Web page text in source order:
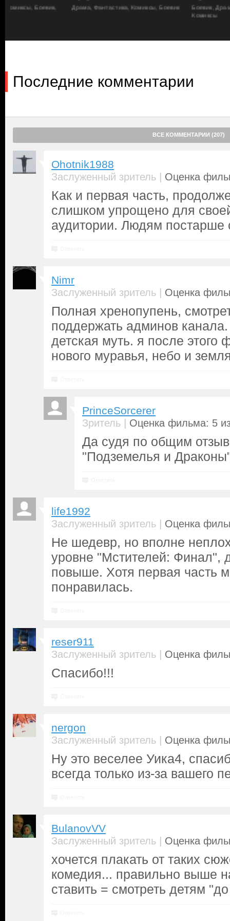
Калипсо (
Люси Лью ) и Антея ( Рэйчел Зеглер
). Древние
вернуть себе его силы, которыми как раз владеет Семья
Драма, Фантастика, Комиксы, Боевик
Боевик, Драма,
Последние комментарии
ВСЕ КОММЕНТАРИИ (207)
Ohotnik1988
Заслуженный зритель | Оценка
Как и первая часть,
слишком упрощено для
аудитории. Людям постарше
Nimr
Заслуженный зритель | Оценка
Полная хренопупень,
поддержать админов канала.
детская муть. я после этого
нового муравья, небо и
PrinceSorcerer
Зритель | Оценка фильма: 5
Да судя по общим
"Подземелья и
life1992
Заслуженный зритель | Оценка
Не шедевр, но вполне
уровне "Мстителей: Финал",
повыше. Хотя первая часть
понравилась.
reser911
Заслуженный зритель | Оценка
Спасибо!!!
nergon
Заслуженный зритель | Оценка
Ну это веселее Уика4,
всегда только из-за вашего
BulanovVV
Заслуженный зритель | Оценка
хочется плакать от таких
комедия... правильно выше
ставить = смотреть детям